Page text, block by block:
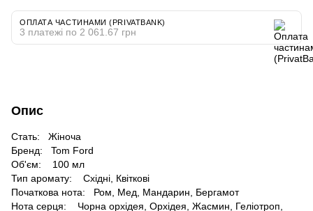
ОПЛАТА ЧАСТИНАМИ (PRIVATBANK)
3 платежі по 2 061.67 грн
Опис
Стать: Жіноча
Бренд: Tom Ford
Об'єм: 100 мл
Тип аромату: Східні, Квіткові
Початкова нота: Ром, Мед, Мандарин, Бергамот
Нота серця: Чорна орхідея, Орхідея, Жасмин, Геліотроп,